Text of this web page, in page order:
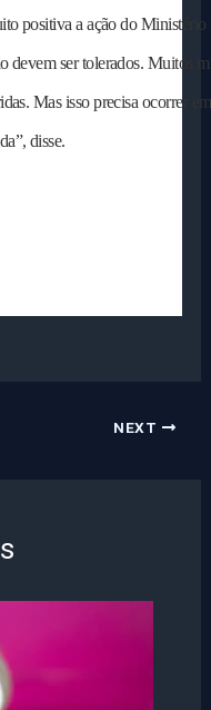
positiva a ação do
devem ser tolerados. Muitos
Mas isso precisa ocorrer
disse.
NEXT